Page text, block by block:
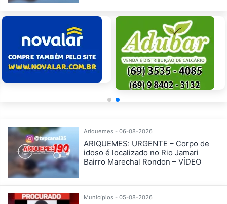
Ariquemes - 06-08-2026
ARIQUEMES: URGENTE – Corpo de
idoso é localizado no Rio Jamari
Bairro Marechal Rondon – VÍDEO
Municípios - 05-08-2026